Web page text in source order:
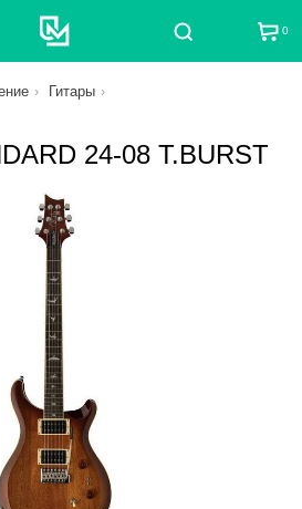
Поиск 0
Гитары
24-08 T.BURST